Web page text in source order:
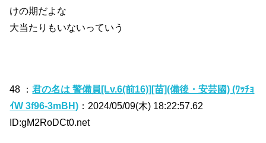
けの期だよな
大当たりもいないっていう
48 ：君の名は 警備員[Lv.6(前16)][苗](備後・安芸國) (ﾜｯﾁｮ
ｲW 3f96-3mBH) ：2024/05/09(木) 18:22:57.62
ID:gM2RoDCt0.net